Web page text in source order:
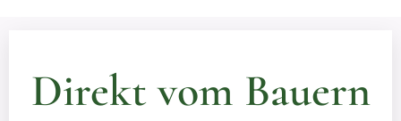
Direkt vom Bauern